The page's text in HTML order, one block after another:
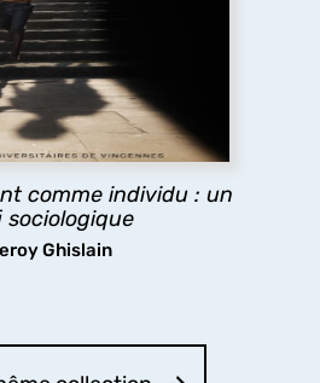
comme individu : un
sociologique
Ghislain
lien
» et individualité ?
à la fois l’enfant comme «
marqué par les inégalités
est à la fois scientifique et
à penser sur la place des
découvrir